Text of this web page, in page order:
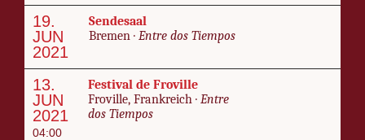
19.
JUN
2021
Sende­saal
Bre­men · En­tre dos Tiem­pos
13.
JUN
2021
04:00
Fes­ti­val de Froville
Froville, Frankre­ich · En­tre
dos Tiem­pos